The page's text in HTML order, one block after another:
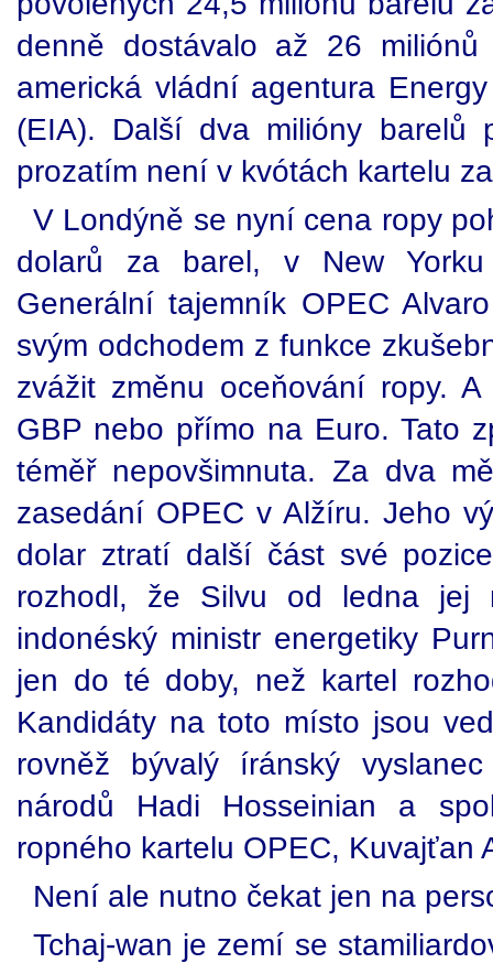
denně dostávalo až 26
americká vládní agentura
(EIA). Další dva milióny barelů
prozatím není v kvótách kartelu
V Londýně se nyní cena ropy
dolarů za barel, v New
Generální tajemník OPEC
svým odchodem z funkce
zvážit změnu oceňování ropy.
GBP nebo přímo na Euro. Tato
téměř nepovšimnuta. Za dva
zasedání OPEC v Alžíru. Jeho
dolar ztratí další část své
rozhodl, že Silvu od ledna jej
indonéský ministr energetiky
jen do té doby, než kartel
Kandidáty na toto místo jsou
rovněž bývalý íránský
národů Hadi Hosseinian a
ropného kartelu OPEC, Kuvajťan
Není ale nutno čekat jen na
Tchaj-wan je zemí se